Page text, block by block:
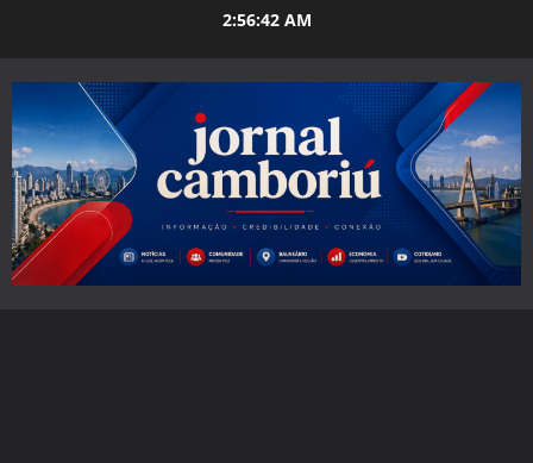
2:56:43 AM